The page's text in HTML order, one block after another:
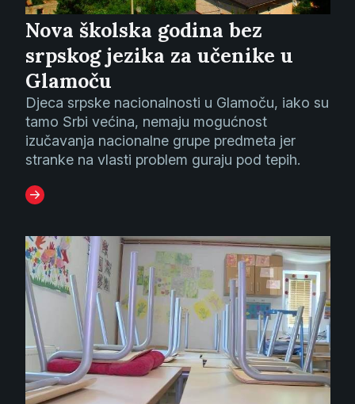
Nova školska godina bez
srpskog jezika za učenike u
Glamoču
Djeca srpske nacionalnosti u Glamoču, iako su
tamo Srbi većina, nemaju mogućnost
izučavanja nacionalne grupe predmeta jer
stranke na vlasti problem guraju pod tepih.